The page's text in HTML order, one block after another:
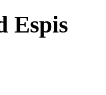
Espis